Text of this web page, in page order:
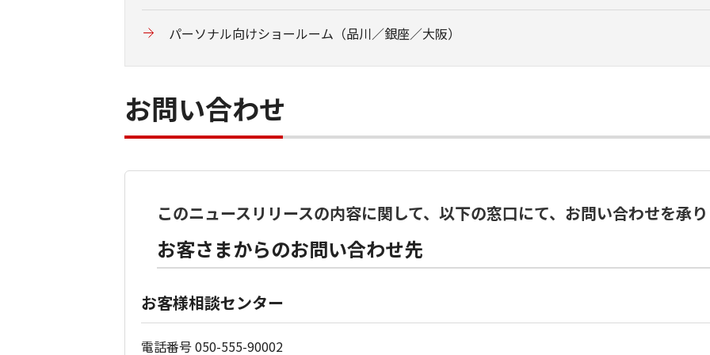
パーソナル向けショールーム（品川／銀座／大阪）
お問い合わせ
このニュースリリースの内容に関して、以下の窓口にて、お問い合わせを承
お客さまからのお問い合わせ先
お客様相談センター
電話番号 050-555-90002